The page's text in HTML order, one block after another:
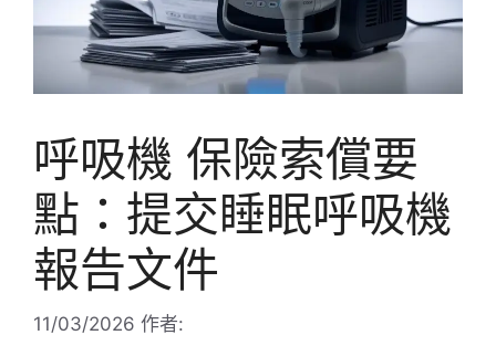
呼吸機 保險索償要
點：提交睡眠呼吸機
報告文件
11/03/2026 作者: